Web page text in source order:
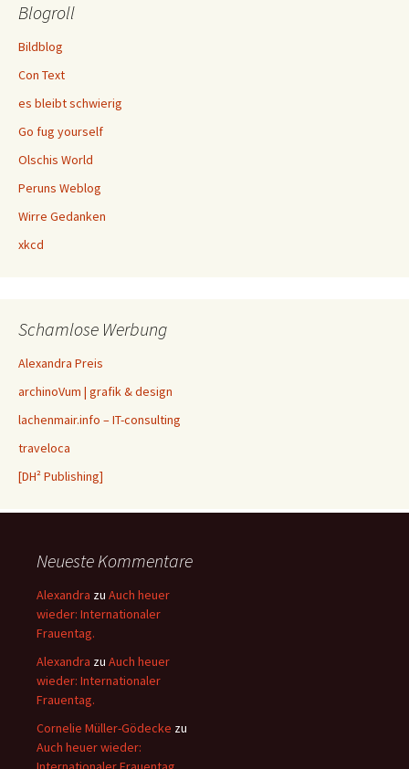
Blogroll
Bildblog
Con Text
es bleibt schwierig
Go fug yourself
Olschis World
Peruns Weblog
Wirre Gedanken
xkcd
Schamlose Werbung
Alexandra Preis
archinoVum | grafik & design
lachenmair.info – IT-consulting
traveloca
[DH² Publishing]
Neueste Kommentare
Alexandra zu Auch heuer
wieder: Internationaler
Frauentag.
Alexandra zu Auch heuer
wieder: Internationaler
Frauentag.
Cornelie Müller-Gödecke zu
Auch heuer wieder: